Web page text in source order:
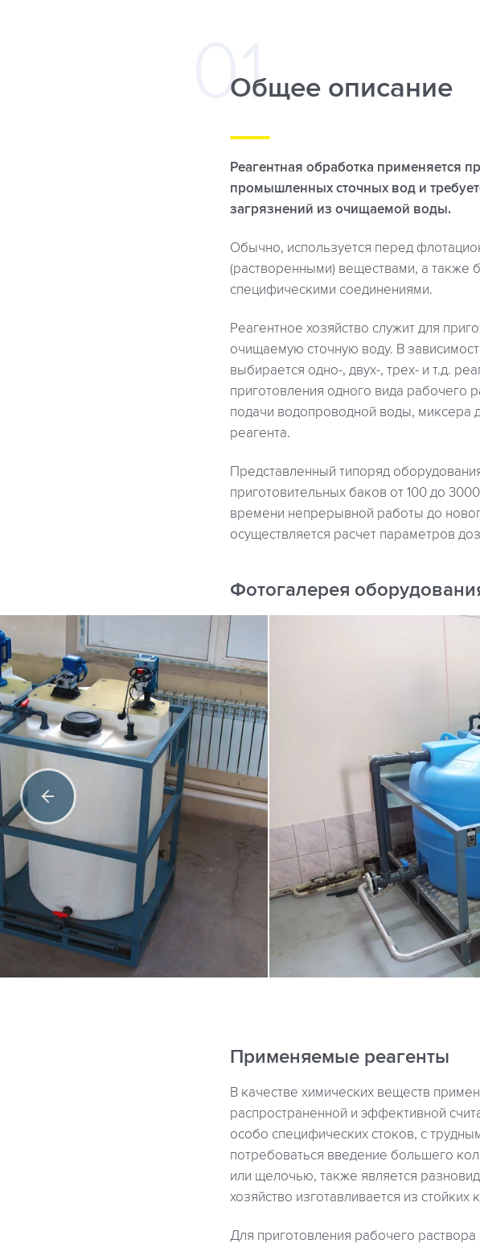
Общее описание
Реагентная обработка применяется
промышленных сточных вод и
загрязнений из очищаемой воды.
Обычно, используется перед
(растворенными) веществами, а
специфическими соединениями.
Реагентное хозяйство служит для
очищаемую сточную воду. В
выбирается одно-, двух-, трех- и т.д.
приготовления одного вида рабочего
подачи водопроводной воды, миксера
реагента.
Представленный типоряд
приготовительных баков от 100 до
времени непрерывной работы до
осуществляется расчет параметров
Фотогалерея
Применяемые реагенты
В качестве химических веществ
распространенной и эффективной
особо специфических стоков, с
потребоваться введение большего
или щелочью, также является
хозяйство изготавливается из
Для приготовления рабочего